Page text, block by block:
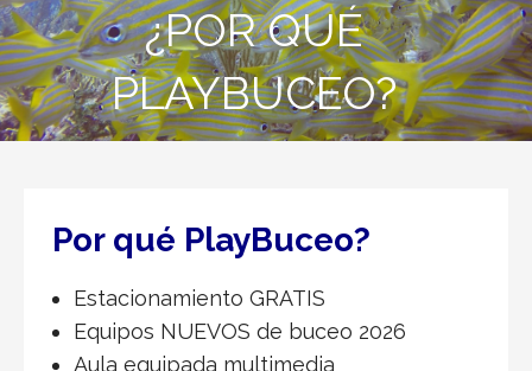
¿POR QUÉ
PLAYBUCEO?
Por qué PlayBuceo?
Estacionamiento GRATIS
Equipos NUEVOS de buceo 2026
Aula equipada multimedia